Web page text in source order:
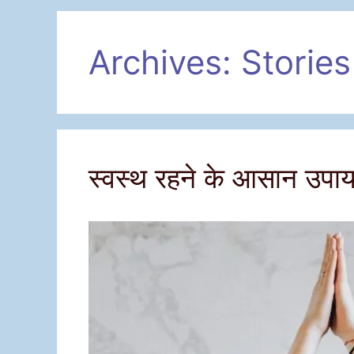
Archives: Stories
स्वस्थ रहने के आसान